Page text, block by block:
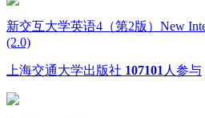
新交互大学英语4（第2版）New
(2.0)
上海交通大学出版社 107101 人参与